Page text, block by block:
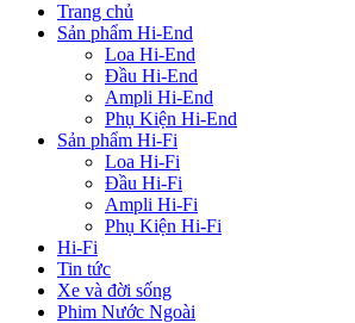
Trang chủ
Sản phẩm Hi-End
Loa Hi-End
Đầu Hi-End
Ampli Hi-End
Phụ Kiện Hi-End
Sản phẩm Hi-Fi
Loa Hi-Fi
Đầu Hi-Fi
Ampli Hi-Fi
Phụ Kiện Hi-Fi
Hi-Fi
Tin tức
Xe và đời sống
Phim Nước Ngoài